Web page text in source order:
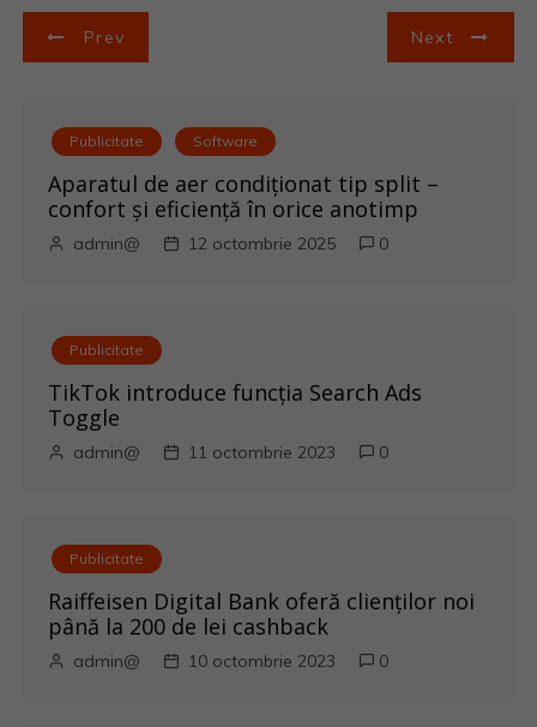
N
Prev Next
Publicitate Software
Aparatul de aer condiționat tip split –
confort și eficiență în orice anotimp
admin@ 12 octombrie 2025 0
Publicitate
TikTok introduce funcția Search Ads
Toggle
admin@ 11 octombrie 2023 0
Publicitate
Raiffeisen Digital Bank oferă clienților noi
până la 200 de lei cashback
admin@ 10 octombrie 2023 0